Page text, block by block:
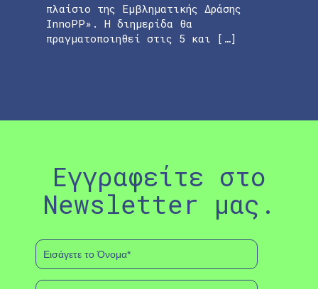
πλαίσιο της Εμβληματικής Δράσης
InnoPP». Η διημερίδα θα
πραγματοποιηθεί στις 5 και […]
Εγγραφείτε στο
Newsletter μας.